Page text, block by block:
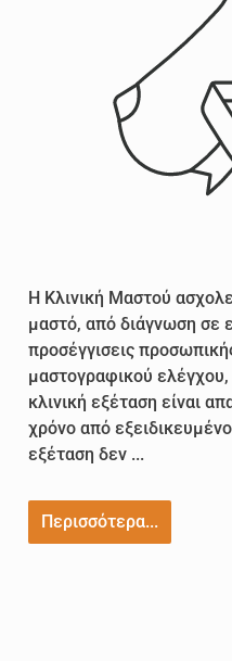
Η Κλινική Μαστού
μαστό, από διάγνωση σε
προσέγγισεις
μαστογραφικού
κλινική εξέταση είναι
χρόνο από
εξέταση δεν ...
Περισσότερα...